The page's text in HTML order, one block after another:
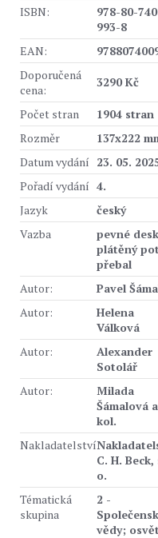
ISBN:
978-80-
993-8
EAN:
Doporučená
cena:
3290 Kč
Počet stran
1904 stran
Rozměr
137x222
Datum vydání 23. 05.
Pořadí vydání 4.
Jazyk
český
Vazba
pevné
plátěný
přebal
Autor:
Pavel
Autor:
Helena
Válková
Autor:
Alexander
Sotolář
Autor:
Milada
Šámalová a
kol.
Nakladatelství
C. H. Beck,
o.
Tématická
skupina
2 -
vědy;